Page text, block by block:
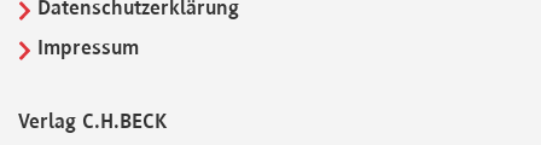
Datenschutzerklärung
Impressum
Verlag C.H.BECK